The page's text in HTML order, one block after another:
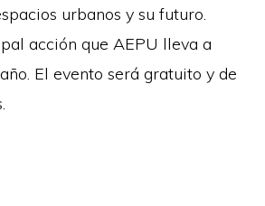
urbanos y su futuro.
acción que AEPU lleva a
El evento será gratuito y de